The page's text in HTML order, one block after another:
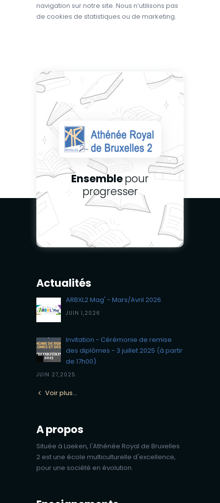
navigation sur notre site. Nous n’utilisons pas
de cookies de statistiques ou de marketing.
Ensemblepour
progresser
Actualités
ARBXL2 Mag' - Mars/Avril 2026
JUIN 1,2026
Invitation - Cérémonie de remise
des diplômes - 3 juillet 2025 (à partir
de 17h00)
JUIN 27,2025
Voir plus…
A propos
Située à Laeken, l'Athénée Royal de Bruxelles
2 est une école multiculturelle d'excellence,
pour une société en évolution.